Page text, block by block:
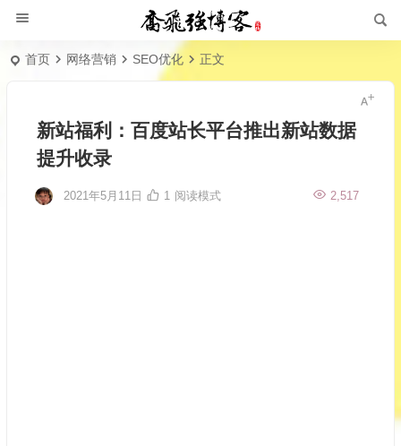
首页 网络营销 SEO优化 正文
新站福利：百度站长平台推出新站数据
提升收录
2021年5月11日 2,517
1 阅读模式